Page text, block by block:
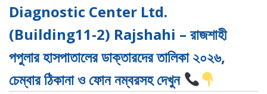
Diagnostic Center Ltd.
(Building11-2) Rajshahi – রাজশাহী
পপুলার হাসপাতালের ডাক্তারদের তালিকা ২০২৬,
চেম্বার ঠিকানা ও ফোন নম্বরসহ দেখুন